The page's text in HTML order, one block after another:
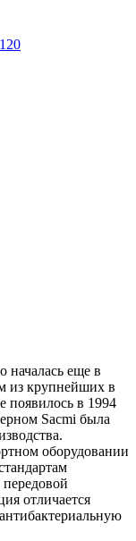
началась еще в
из крупнейших в
появилось в 1994
Sacmi была
оборудовании
отличается